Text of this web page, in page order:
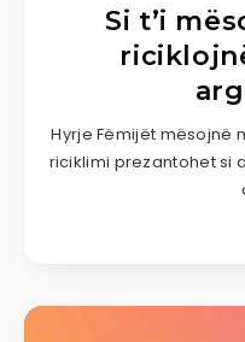
Si t’i
Hyrje Fëmijët mësojnë
riciklimi prezantohet si